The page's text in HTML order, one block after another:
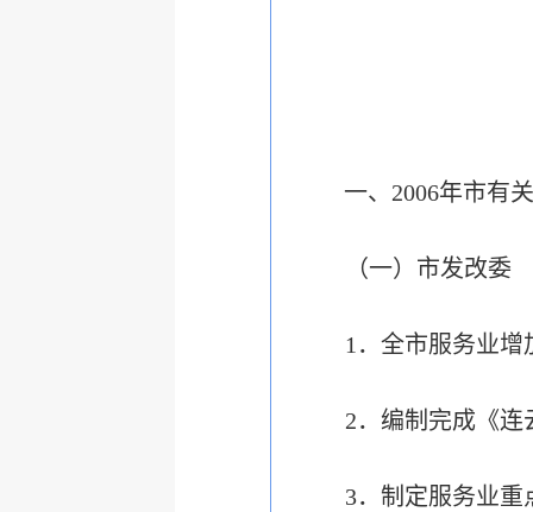
一、2006年市有
（一）市发改委
1．全市服务业增
2．编制完成《
3．制定服务业